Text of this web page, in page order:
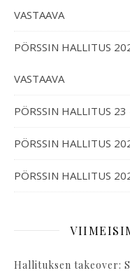
VASTAAVA
PÖRSSIN HALLITUS
VASTAAVA
PÖRSSIN HALLITUS 23
PÖRSSIN HALLITUS
PÖRSSIN HALLITUS
Hallituksen takeover: